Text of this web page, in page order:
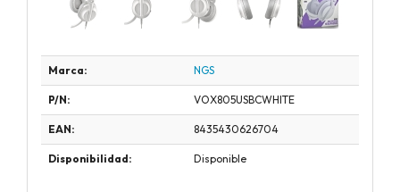
Marca: NGS
P/N: VOX805USBCWHITE
EAN: 8435430626704
Disponibilidad: Disponible